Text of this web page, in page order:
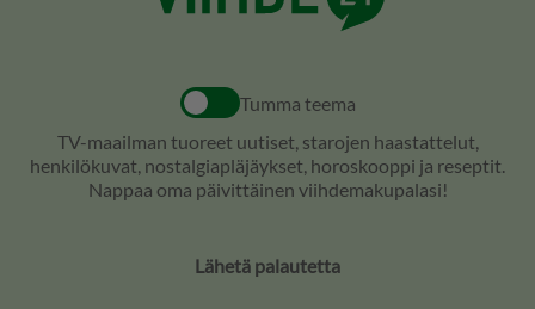
Tumma teema
TV-maailman tuoreet uutiset, starojen haastattelut,
henkilökuvat, nostalgiapläjäykset, horoskooppi ja reseptit.
Nappaa oma päivittäinen viihdemakupalasi!
Lähetä palautetta